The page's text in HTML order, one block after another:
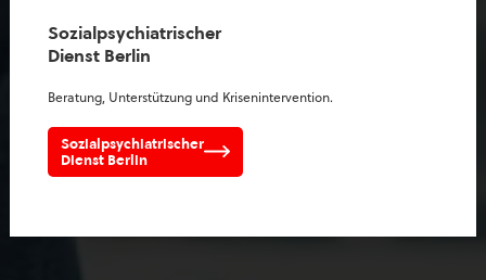
Sozialpsychiatrischer
Dienst Berlin
Beratung, Unterstützung und Krisenintervention.
Sozialpsychiatrischer
Dienst Berlin